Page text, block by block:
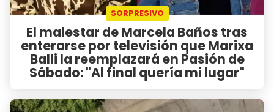
SORPRESIVO
El malestar de Marcela Baños tras
enterarse por televisión que Marixa
Balli la reemplazará en Pasión de
Sábado: "Al final quería mi lugar"